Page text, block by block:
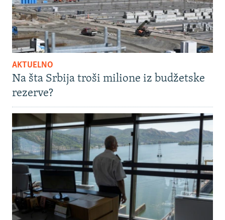
AKTUELNO
Na šta Srbija troši milione iz budžetske
rezerve?